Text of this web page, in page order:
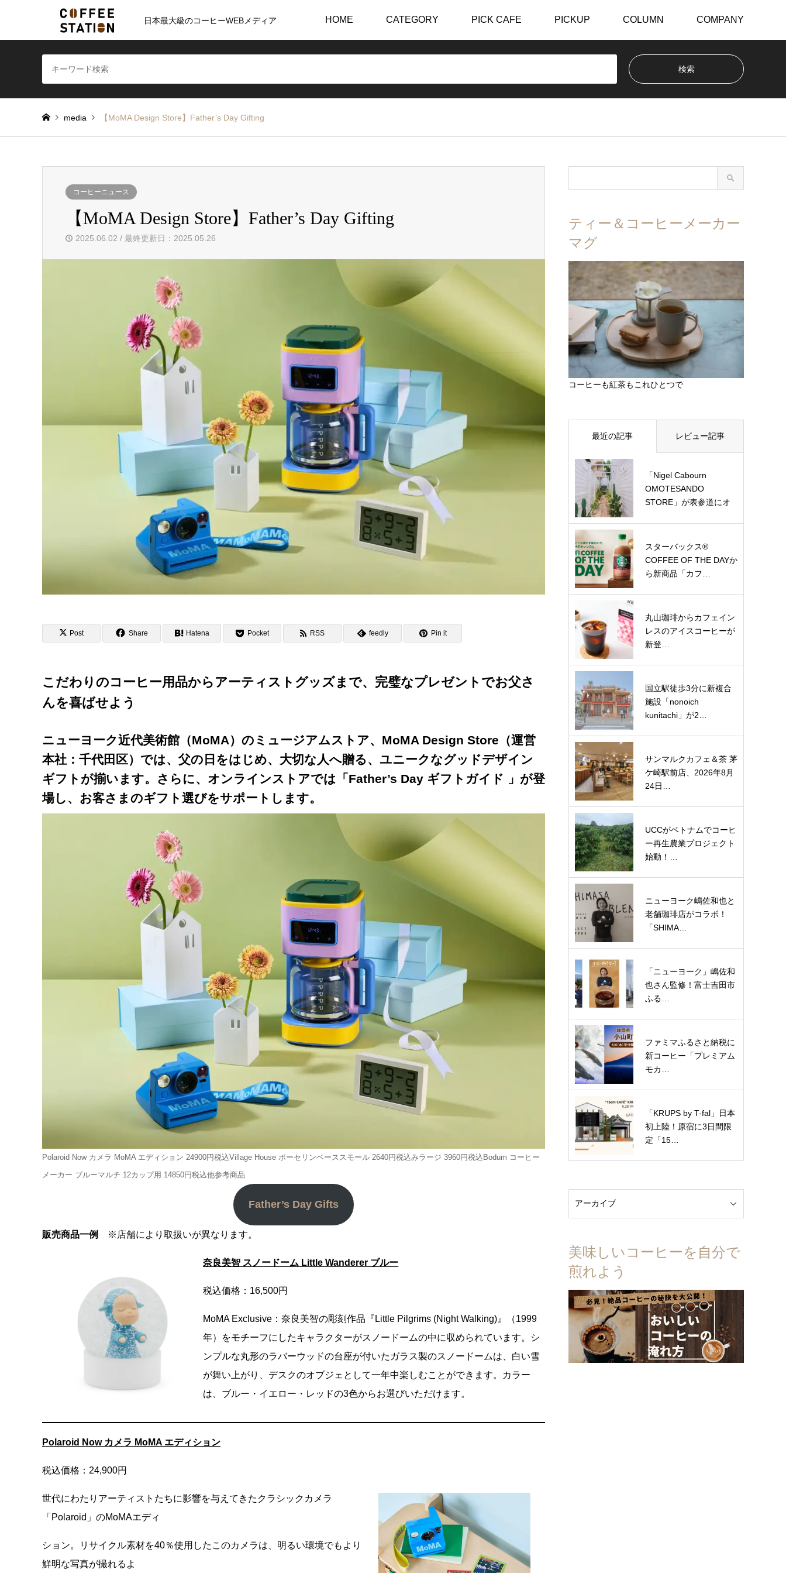
日本最大級のコーヒーWEBメディア HOME CATEGORY PICK CAFE PICKUP COLUMN COMPANY
media 【MoMA Design Store】Father’s Day Gifting
コーヒーニュース
【MoMA Design Store】Father’s Day Gifting
2025.06.02 / 最終更新日：2025.05.26
Post Share Hatena Pocket RSS feedly Pin it
こだわりのコーヒー用品からアーティストグッズまで、完璧なプレゼントでお父さ
んを喜ばせよう
ニューヨーク近代美術館（MoMA）のミュージアムストア、MoMA Design Store（運営
本社：千代田区）では、父の日をはじめ、大切な人へ贈る、ユニークなグッドデザイン
ギフトが揃います。さらに、オンラインストアでは「Father’s Day ギフトガイド 」が登
場し、お客さまのギフト選びをサポートします。
Polaroid Now カメラ MoMA エディション 24900円税込Village House ポーセリンベーススモール 2640円税込みラージ 3960円税込Bodum コーヒー
メーカー ブルーマルチ 12カップ用 14850円税込他参考商品
Father’s Day Gifts
販売商品一例 ※店舗により取扱いが異なります。
奈良美智 スノードーム Little Wanderer ブルー
税込価格：16,500円
MoMA Exclusive：奈良美智の彫刻作品『Little Pilgrims (Night Walking)』（1999
年）をモチーフにしたキャラクターがスノードームの中に収められています。シ
ンプルな丸形のラバーウッドの台座が付いたガラス製のスノードームは、白い雪
が舞い上がり、デスクのオブジェとして一年中楽しむことができます。カラー
は、ブルー・イエロー・レッドの3色からお選びいただけます。
Polaroid Now カメラ MoMA エディション
税込価格：24,900円
世代にわたりアーティストたちに影響を与えてきたクラシックカメラ
「Polaroid」のMoMAエディ
ション。リサイクル素材を40％使用したこのカメラは、明るい環境でもより
鮮明な写真が撮れるよ
ティー＆コーヒーメーカー
マグ
コーヒーも紅茶もこれひとつで
最近の記事 レビュー記事
「Nigel Cabourn
OMOTESANDO
STORE」が表参道にオ
スターバックス®
COFFEE OF THE DAYか
ら新商品「カフ…
丸山珈琲からカフェイン
レスのアイスコーヒーが
新登…
国立駅徒歩3分に新複合
施設「nonoich
kunitachi」が2…
サンマルクカフェ＆茶 茅
ケ崎駅前店、2026年8月
24日…
UCCがベトナムでコーヒ
ー再生農業プロジェクト
始動！…
ニューヨーク嶋佐和也と
老舗珈琲店がコラボ！
「SHIMA…
「ニューヨーク」嶋佐和
也さん監修！富士吉田市
ふる…
ファミマふるさと納税に
新コーヒー「プレミアム
モカ…
「KRUPS by T-fal」日本
初上陸！原宿に3日間限
定「15…
美味しいコーヒーを自分で
煎れよう